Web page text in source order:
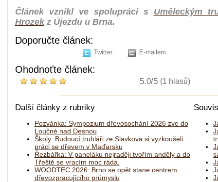
Článek vznikl ve spolupráci s Uměleckým
Hrozekz Újezdu u Brna.
Doporučte článek:
Twitter E-mailem
Ohodnoťte článek:
5.0/5 (1 hlasů)
Další články z rubriky
Pozvánka: Sympozium dřevosochání 2026 zve do
Loučné nad Desnou
Školy: Budoucí truhláři ze Slavkova si vyzkoušeli
práci se dřevem v Maďarsku
Řezbářka: V paneláku nejraději tvořím anděly a do
Třeště se vracím moc ráda.
WOODTEC 2026: Brno se opět stane centrem
dřevozpracujícího průmyslu